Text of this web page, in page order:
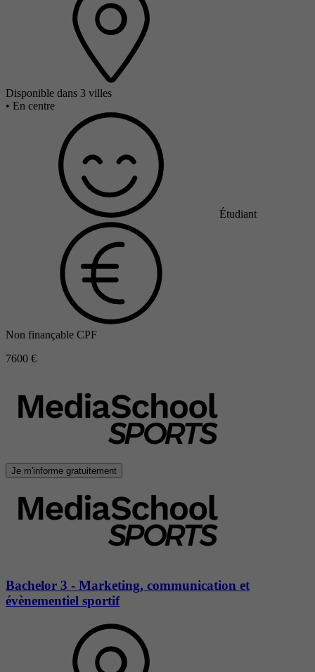
Disponible dans 3 villes
• En centre
Étudiant
Non finançable CPF
7600 €
Je m'informe gratuitement
Bachelor 3 - Marketing, communication et
évènementiel sportif